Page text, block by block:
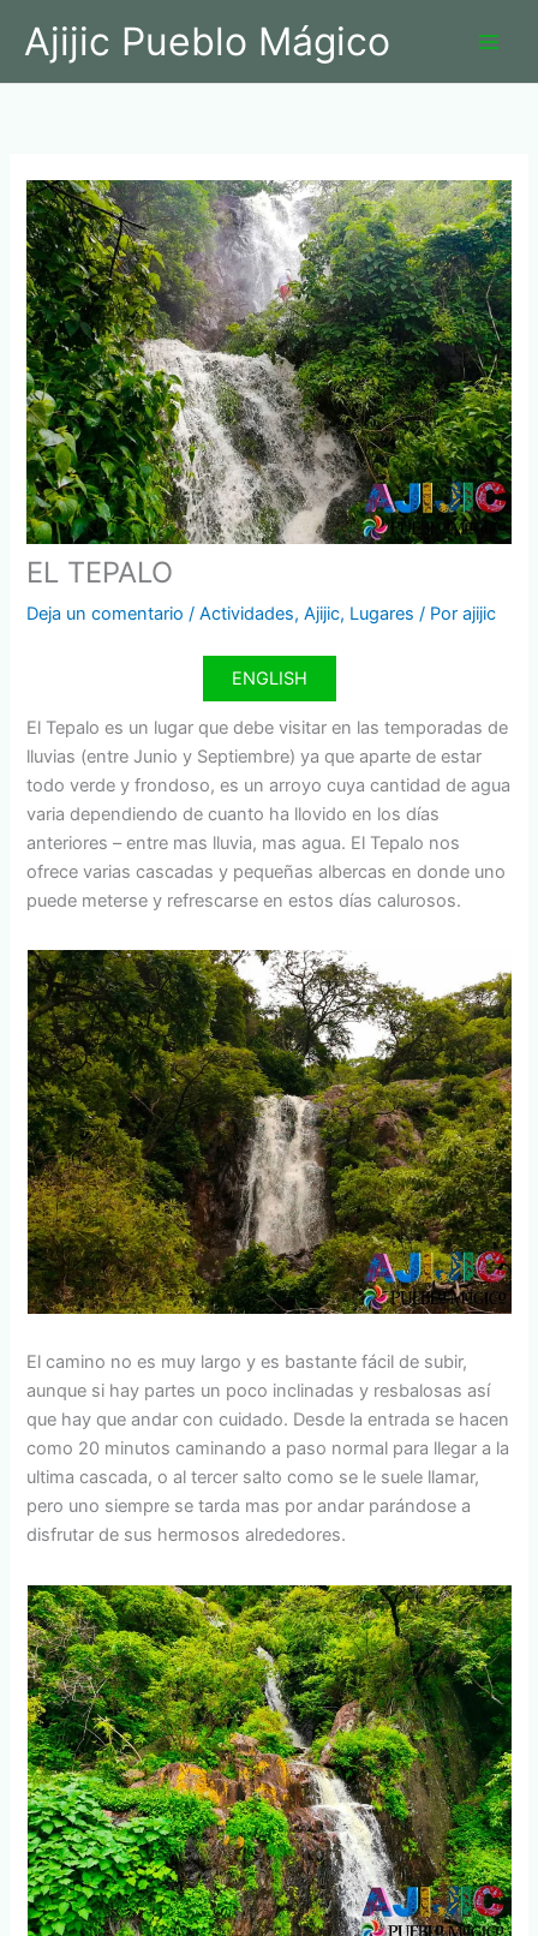
contenido
Ajijic Pueblo Mágico
EL TEPALO
Deja un comentario /Actividades,Ajijic, Lugares / Porajijic
ENGLISH
El Tepalo es un lugar que debe visitar en las temporadas de
lluvias (entre Junio y Septiembre) ya que aparte de estar
todo verde y frondoso, es un arroyo cuya cantidad de agua
varia dependiendo de cuanto ha llovido en los días
anteriores – entre mas lluvia, mas agua. El Tepalo nos
ofrece varias cascadas y pequeñas albercas en donde uno
puede meterse y refrescarse en estos días calurosos.
El camino no es muy largo y es bastante fácil de subir,
aunque si hay partes un poco inclinadas y resbalosas así
que hay que andar con cuidado. Desde la entrada se hacen
como 20 minutos caminando a paso normal para llegar a la
ultima cascada, o al tercer salto como se le suele llamar,
pero uno siempre se tarda mas por andar parándose a
disfrutar de sus hermosos alrededores.